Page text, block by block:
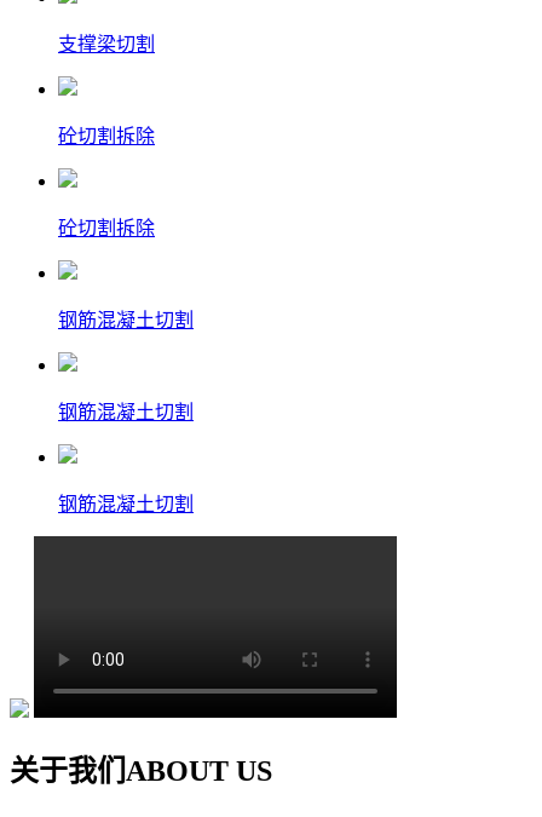
支撑梁切割
砼切割拆除
砼切割拆除
钢筋混凝土切割
钢筋混凝土切割
钢筋混凝土切割
关于我们 ABOUT US